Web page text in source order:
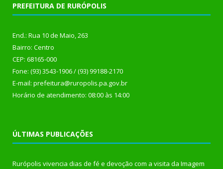
PREFEITURA DE RURÓPOLIS
End.: Rua 10 de Maio, 263
Bairro: Centro
CEP: 68165-000
Fone: (93) 3543-1906 / (93) 99188-2170
E-mail: prefeitura@ruropolis.pa.gov.br
Horário de atendimento: 08:00 às 14:00
ÚLTIMAS PUBLICAÇÕES
Rurópolis vivencia dias de fé e devoção com a visita da Imagem